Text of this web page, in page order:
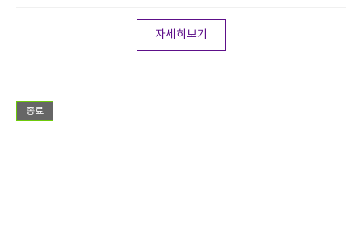
자세히보기
종료